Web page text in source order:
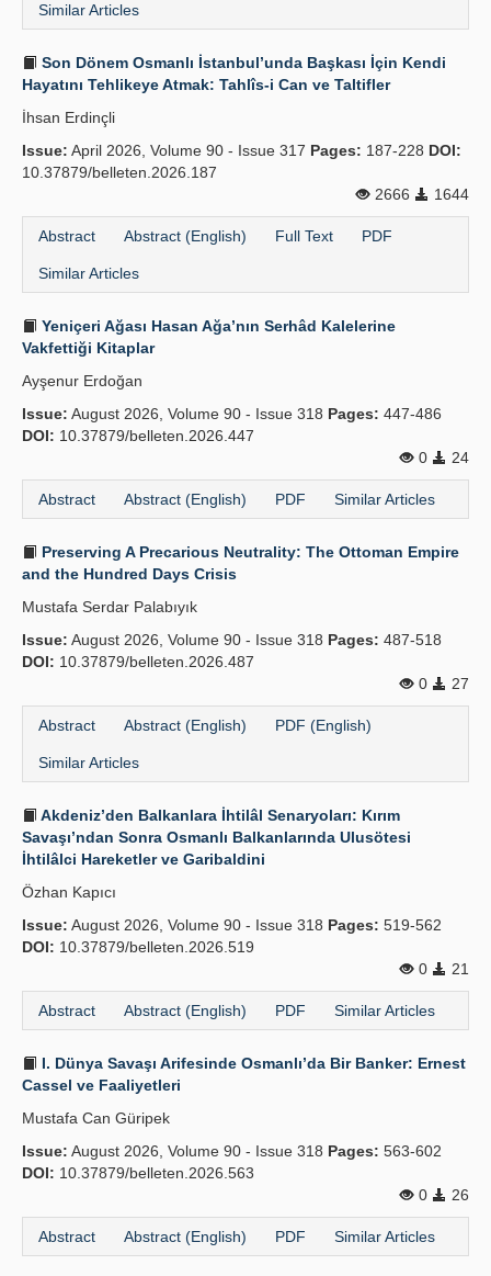
Similar Articles
Son Dönem Osmanlı İstanbul’unda Başkası İçin Kendi
Hayatını Tehlikeye Atmak: Tahlîs-i Can ve Taltifler
İhsan Erdinçli
Issue: April 2026, Volume 90 - Issue 317 Pages: 187-228 DOI:
10.37879/belleten.2026.187
2666
1644
Abstract Abstract (English) Full Text PDF
Similar Articles
Yeniçeri Ağası Hasan Ağa’nın Serhâd Kalelerine
Vakfettiği Kitaplar
Ayşenur Erdoğan
Issue: August 2026, Volume 90 - Issue 318 Pages: 447-486
DOI: 10.37879/belleten.2026.447
0
24
Abstract Abstract (English) PDF Similar Articles
Preserving A Precarious Neutrality: The Ottoman Empire
and the Hundred Days Crisis
Mustafa Serdar Palabıyık
Issue: August 2026, Volume 90 - Issue 318 Pages: 487-518
DOI: 10.37879/belleten.2026.487
0
27
Abstract Abstract (English) PDF (English)
Similar Articles
Akdeniz’den Balkanlara İhtilâl Senaryoları: Kırım
Savaşı’ndan Sonra Osmanlı Balkanlarında Ulusötesi
İhtilâlci Hareketler ve Garibaldini
Özhan Kapıcı
Issue: August 2026, Volume 90 - Issue 318 Pages: 519-562
DOI: 10.37879/belleten.2026.519
0
21
Abstract Abstract (English) PDF Similar Articles
I. Dünya Savaşı Arifesinde Osmanlı’da Bir Banker: Ernest
Cassel ve Faaliyetleri
Mustafa Can Güripek
Issue: August 2026, Volume 90 - Issue 318 Pages: 563-602
DOI: 10.37879/belleten.2026.563
0
26
Abstract Abstract (English) PDF Similar Articles